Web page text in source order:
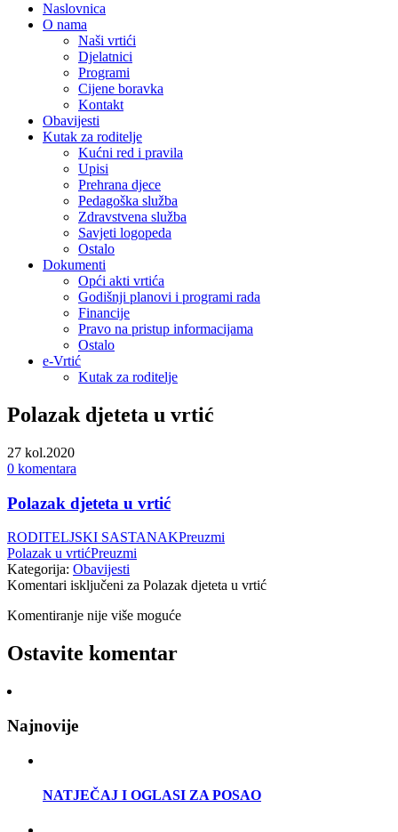
Naslovnica
O nama
Naši vrtići
Djelatnici
Programi
Cijene boravka
Kontakt
Obavijesti
Kutak za roditelje
Kućni red i pravila
Upisi
Prehrana djece
Pedagoška služba
Zdravstvena služba
Savjeti logopeda
Ostalo
Dokumenti
Opći akti vrtića
Godišnji planovi i programi rada
Financije
Pravo na pristup informacijama
Ostalo
e-Vrtić
Kutak za roditelje
Polazak djeteta u vrtić
27 kol.2020
0 komentara
Polazak djeteta u vrtić
RODITELJSKI SASTANAKPreuzmi
Polazak u vrtićPreuzmi
Kategorija: Obavijesti
Komentari isključeni za Polazak djeteta u vrtić
Komentiranje nije više moguće
Ostavite komentar
Najnovije
NATJEČAJ I OGLASI ZA POSAO